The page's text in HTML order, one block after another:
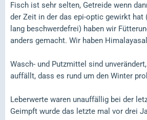
Fisch ist sehr selten, Getreide wenn
der Zeit in der das epi-optic gewirkt hat
lang beschwerdefrei) haben wir
anders gemacht. Wir haben
Wasch- und Putzmittel sind
auffällt, dass es rund um den Winter
Leberwerte waren unauffällig bei der
Geimpft wurde das letzte mal vor drei